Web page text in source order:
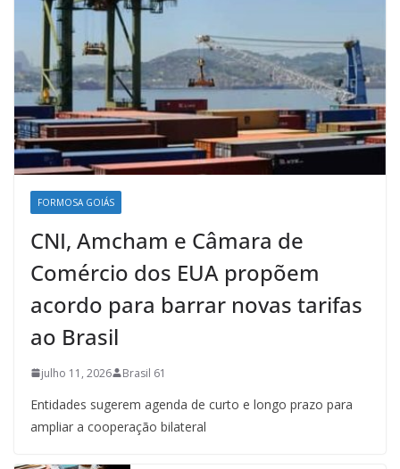
FORMOSA GOIÁS
CNI, Amcham e Câmara de
Comércio dos EUA propõem
acordo para barrar novas tarifas
ao Brasil
julho 11, 2026 Brasil 61
Entidades sugerem agenda de curto e longo prazo para
ampliar a cooperação bilateral